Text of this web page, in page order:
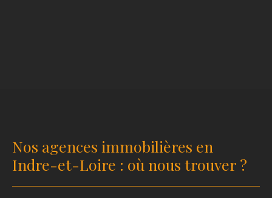
Nos agences immobilières en
Indre-et-Loire : où nous trouver ?